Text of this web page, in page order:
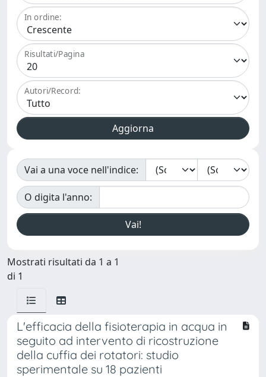
In ordine:
Risultati/Pagina
Autori/Record:
Vai a una voce nell'indice:
O digita l'anno:
Mostrati risultati da 1 a 1
di 1
L'efficacia della fisioterapia in acqua in
seguito ad intervento di ricostruzione
della cuffia dei rotatori: studio
sperimentale su 18 pazienti